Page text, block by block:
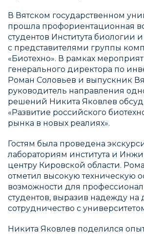
В Вятском государственном
прошла профориентационная
студентов Института биологии
с представителями группы
«Биотехно». В рамках
генерального директора по
Роман Соловьев и выпускник
руководитель направления
решений Никита Яковлев
«Развитие российского
рынка в новых реалиях».
Гостям была проведена
лабораториям института и
центру Кировской области.
отметил высокую техническую
возможности для
студентов, выразив надежду
сотрудничество с
Никита Яковлев поделился